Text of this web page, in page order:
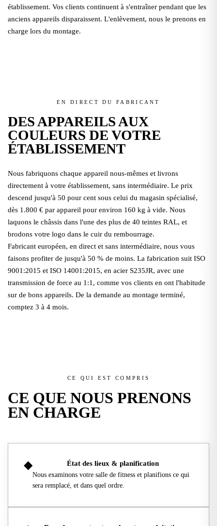
établissement. Vos clients continuent à s'entraîner pendant que les
anciens appareils disparaissent. L'enlèvement, nous le prenons en
charge lors du montage.
EN DIRECT DU FABRICANT
DES APPAREILS AUX
COULEURS DE VOTRE
ÉTABLISSEMENT
Nous fabriquons chaque appareil nous-mêmes et livrons
directement à votre établissement, sans intermédiaire. Le prix
descend jusqu'à 50 pour cent sous celui du magasin spécialisé,
dès 1.800 € par appareil pour environ 160 kg à vide. Nous
laquons le châssis dans l'une des plus de 40 teintes RAL, et
brodons votre logo dans le cuir du rembourrage.
Fabricant européen, en direct et sans intermédiaire, nous vous
faisons profiter de jusqu'à 50 % de moins. La fabrication suit ISO
9001:2015 et ISO 14001:2015, en acier S235JR, avec une
transmission de force au 1:1, comme vos clients en ont l'habitude
sur de bons appareils. De la demande au montage terminé,
comptez 3 à 4 mois.
CE QUI EST COMPRIS
CE QUE NOUS PRENONS
EN CHARGE
◆ État des lieux & planification
Nous examinons votre salle de fitness et planifions ce qui
sera remplacé, et dans quel ordre.